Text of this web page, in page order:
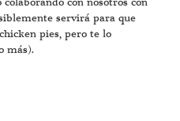
servirá para que
pies, pero te lo
más).